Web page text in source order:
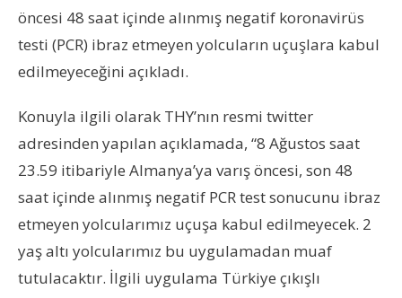
öncesi 48 saat içinde alınmış negatif koronavirüs
testi (PCR) ibraz etmeyen yolcuların uçuşlara kabul
edilmeyeceğini açıkladı.
Konuyla ilgili olarak THY’nın resmi twitter
adresinden yapılan açıklamada, “8 Ağustos saat
23.59 itibariyle Almanya’ya varış öncesi, son 48
saat içinde alınmış negatif PCR test sonucunu ibraz
etmeyen yolcularımız uçuşa kabul edilmeyecek. 2
yaş altı yolcularımız bu uygulamadan muaf
tutulacaktır. İlgili uygulama Türkiye çıkışlı